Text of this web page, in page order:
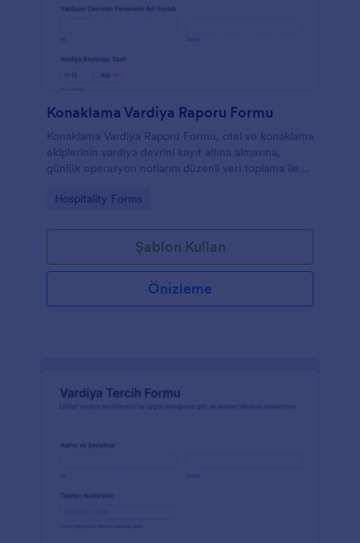
Konaklama Vardiya Raporu Formu
Konaklama Vardiya Raporu Formu, otel ve konaklama
ekiplerinin vardiya devrini kayıt altına almasına,
günlük operasyon notlarını düzenli veri toplama ile
yönetmesine yardımcı olur.
Go to Category:
Hospitality Forms
Şablon Kullan
Önizleme